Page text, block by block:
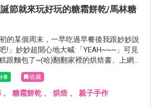
節就來玩好玩的糖霜餅乾/馬林糖
的某個周末，一早吃過早餐後我跟妙妙說
!」妙妙超開心地大喊:「YEAH~~~」可見
跟麵包了~(哈)翻翻家裡的烘焙書、上網參
然沒做過但應該不難，就應景一下來做
霜餅乾』吧！
收藏
、 糖霜餅乾 、 烘焙 、 親子手作